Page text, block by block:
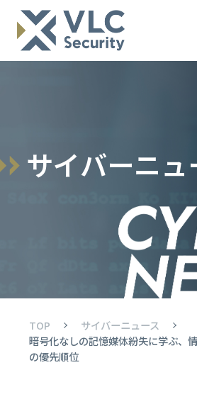
サイバーニュ
TOP
サイバーニュース
暗号化なしの記憶媒体紛失に学ぶ、
の優先順位